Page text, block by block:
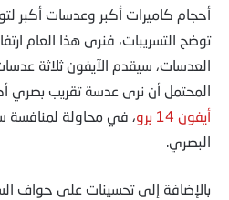
أحجام كاميرات أكبر وعدسات أكبر
توضح التسريبات، فنرى هذا العام
العدسات، سيقدم الآيفون ثلاثة
المحتمل أن نرى عدسة تقريب بصري
أيفون 14 برو
، في محاولة لمنافسة
البصري.
بالإضافة إلى تحسينات على حواف